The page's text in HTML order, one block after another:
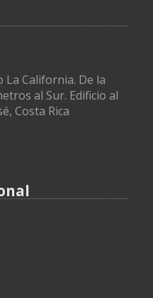
La California. De la
al Sur. Edificio al
Costa Rica